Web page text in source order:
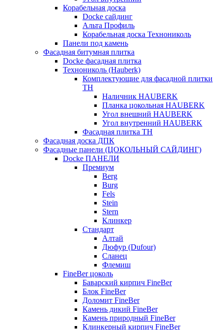
Корабельная доска
Docke сайдинг
Альта Профиль
Корабельная доска Технониколь
Панели под камень
Фасадная битумная плитка
Docke фасадная плитка
Технониколь (Hauberk)
Комплектующие для фасадной плитки
ТН
Наличник HAUBERK
Планка цокольная HAUBERK
Угол внешний HAUBERK
Угол внутренний HAUBERK
Фасадная плитка ТН
Фасадная доска ДПК
Фасадные панели (ЦОКОЛЬНЫЙ САЙДИНГ)
Docke ПАНЕЛИ
Премиум
Berg
Burg
Fels
Stein
Stern
Клинкер
Стандарт
Алтай
Дюфур (Dufour)
Сланец
Флемиш
FineBer цоколь
Баварский кирпич FineBer
Блок FineBer
Доломит FineBer
Камень дикий FineBer
Камень природный FineBer
Клинкерный кирпич FineBer